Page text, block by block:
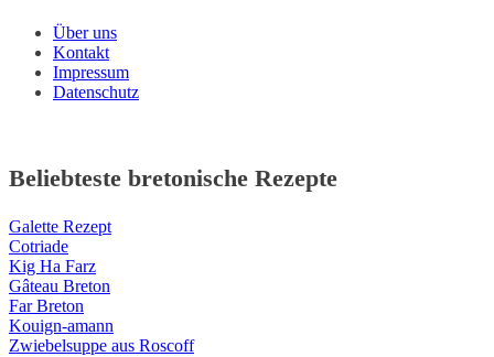
Über uns
Kontakt
Impressum
Datenschutz
Beliebteste bretonische Rezepte
Galette Rezept
Cotriade
Kig Ha Farz
Gâteau Breton
Far Breton
Kouign-amann
Zwiebelsuppe aus Roscoff